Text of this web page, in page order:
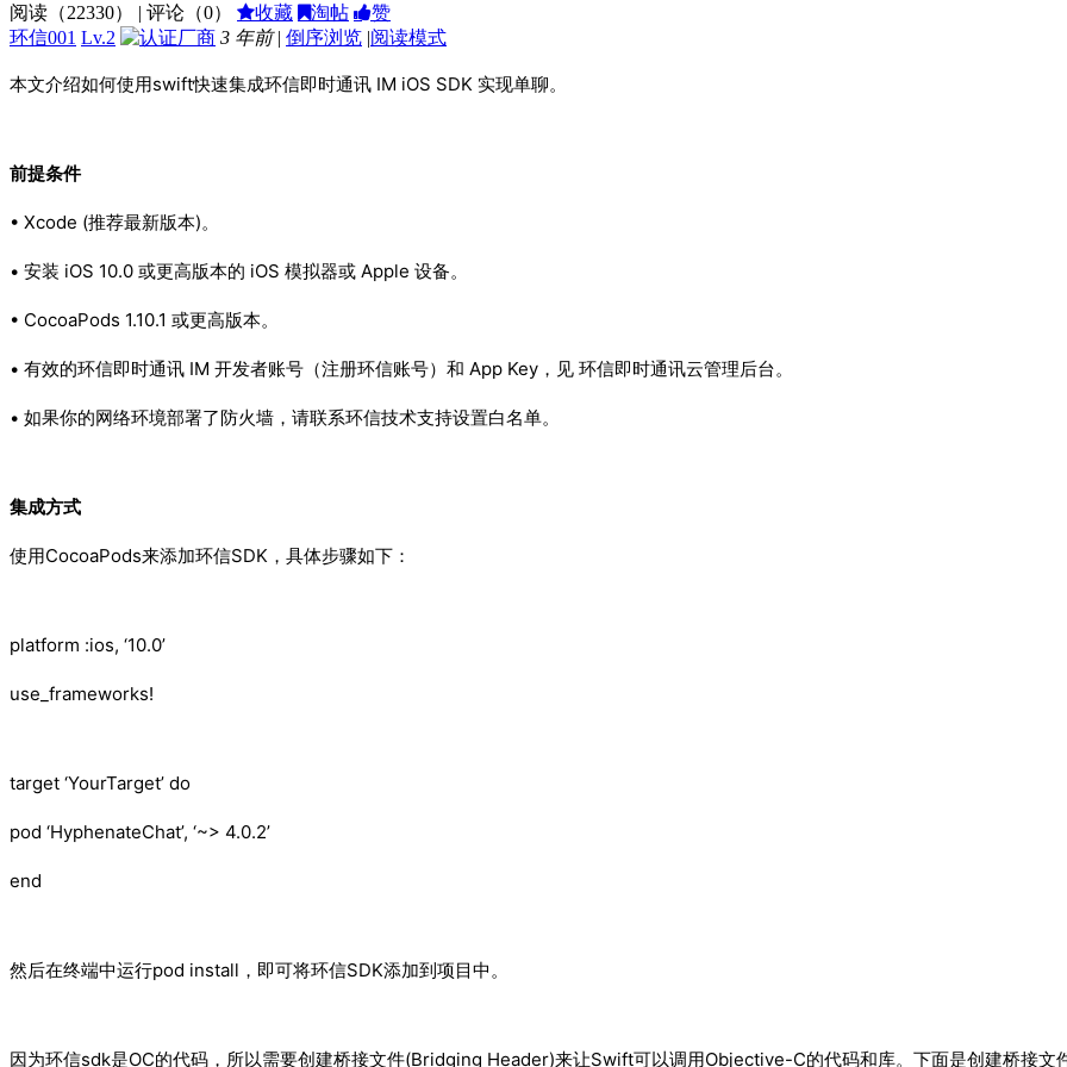
阅读（22330） | 评论（0） 收藏 淘帖
赞
环信001 Lv.2 3 年前 | 倒序浏览 |阅读模式
本文介绍如何使用swift快速集成环信即时通讯 IM iOS SDK 实现单聊。
前提条件
• Xcode (推荐最新版本)。
• 安装 iOS 10.0 或更高版本的 iOS 模拟器或 Apple 设备。
• CocoaPods 1.10.1 或更高版本。
• 有效的环信即时通讯 IM 开发者账号（注册环信账号）和 App Key，见 环信即时通讯云管理后台。
• 如果你的网络环境部署了防火墙，请联系环信技术支持设置白名单。
集成方式
使用CocoaPods来添加环信SDK，具体步骤如下：
platform :ios, ‘10.0’
use_frameworks!
target ‘YourTarget’ do
pod ‘HyphenateChat’, ‘~> 4.0.2’
end
然后在终端中运行pod install，即可将环信SDK添加到项目中。
因为环信sdk是OC的代码，所以需要创建桥接文件(Bridging Header)来让Swift可以调用Objective-C的代码和库。下面是创建桥接文